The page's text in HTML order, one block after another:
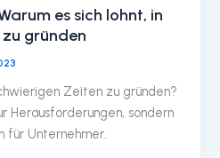
es sich lohnt, in
gründen
Zeiten zu gründen?
Herausforderungen, sondern
für Unternehmer.